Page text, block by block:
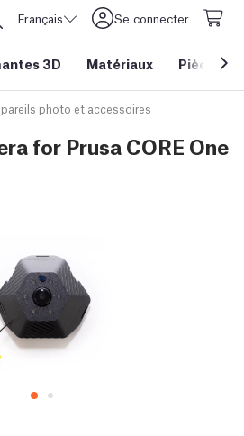
Unis d'Amérique
Français Se connecter
3D Matériaux Pièces&
photo et accessoires
for Prusa CORE One